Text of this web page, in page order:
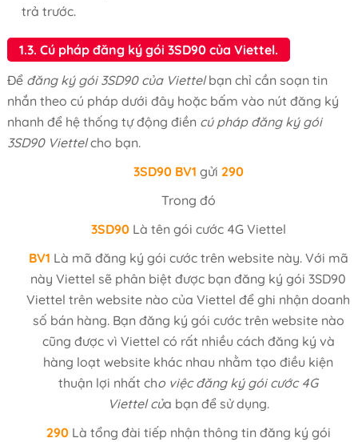
trả trước.
1.3. Cú pháp đăng ký gói 3SD90 của Viettel.
Để đăng ký gói 3SD90 của Viettelbạn chỉ cần soạn tin
nhắn theo cú pháp dưới đây hoặc bấm vào nút đăng ký
nhanh để hệ thống tự động điền cú pháp đăng ký gói
3SD90 Viettelcho bạn.
3SD90 BV1 gửi 290
Trong đó
3SD90 Là tên gói cước 4G Viettel
BV1 Là mã đăng ký gói cước trên website này. Với mã
này Viettel sẽ phân biệt được bạn đăng ký gói 3SD90
Viettel trên website nào của Viettel để ghi nhận doanh
số bán hàng. Bạn đăng ký gói cước trên website nào
cũng được vì Viettel có rất nhiều cách đăng ký và
hàng loạt website khác nhau nhằm tạo điều kiện
thuận lợi nhất cho việc đăng ký gói cước 4G
Viettel của bạn để sử dụng.
290Là tổng đài tiếp nhận thông tin đăng ký gói